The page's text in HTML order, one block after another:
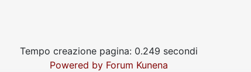
Tempo creazione pagina: 0.249 secondi
Powered by Forum Kunena